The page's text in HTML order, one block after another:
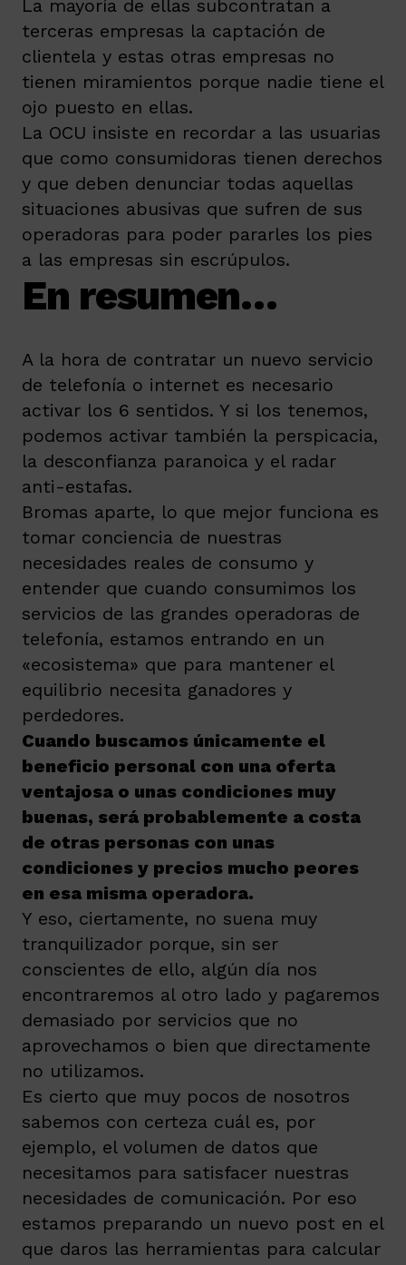
La mayoría de ellas subcontratan a
terceras empresas la captación de
clientela y estas otras empresas no
tienen miramientos porque nadie tiene el
ojo puesto en ellas.
La OCU insiste en recordar a las usuarias
que como consumidoras tienen derechos
y que deben denunciar todas aquellas
situaciones abusivas que sufren de sus
operadoras para poder pararles los pies
a las empresas sin escrúpulos.
En resumen…
A la hora de contratar un nuevo servicio
de telefonía o internet es necesario
activar los 6 sentidos. Y si los tenemos,
podemos activar también la perspicacia,
la desconfianza paranoica y el radar
anti-estafas.
Bromas aparte, lo que mejor funciona es
tomar conciencia de nuestras
necesidades reales de consumo y
entender que cuando consumimos los
servicios de las grandes operadoras de
telefonía, estamos entrando en un
«ecosistema» que para mantener el
equilibrio necesita ganadores y
perdedores.
Cuando buscamos únicamente el
beneficio personal con una oferta
ventajosa o unas condiciones muy
buenas, será probablemente a costa
de otras personas con unas
condiciones y precios mucho peores
en esa misma operadora.
Y eso, ciertamente, no suena muy
tranquilizador porque, sin ser
conscientes de ello, algún día nos
encontraremos al otro lado y pagaremos
demasiado por servicios que no
aprovechamos o bien que directamente
no utilizamos.
Es cierto que muy pocos de nosotros
sabemos con certeza cuál es, por
ejemplo, el volumen de datos que
necesitamos para satisfacer nuestras
necesidades de comunicación. Por eso
estamos preparando un nuevo post en el
que daros las herramientas para calcular